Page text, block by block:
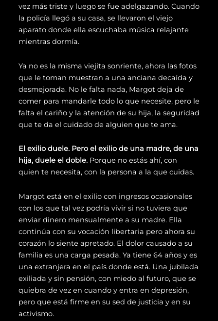
vez más triste y luego se fue adelgazando. Cuando
la policía llegó a su casa, se llevaron el viejo
aparato donde ella escuchaba música relajante
mientras dormía.
Ya no es la misma viejita sonriente, ahora las fotos
que le toman muestran a una anciana decaída y
desmejorada. No le falta nada, Margot deja de
comer para mandarle todo lo que necesite, pero le
falta el cariño y la atención de su hija, la seguridad
que te da el cuidado de alguien que te ama.
El exilio duele. Pero el exilio de una madre, de una
hija, duele el doble. Porque no estás ahí, con
quien te necesita, con la persona a la que cuidas.
Margot está en el exilio con ingresos ocasionales
con los que tal vez podría vivir si no tuviera que
enviar dinero mensualmente a su madre. Ella
continúa con su vocación libertaria pero ahora su
corazón lo siente apretado. El dolor causado a su
familia es una carga pesada. Ya tiene 64 años y es
una extranjera en el país donde está. Una jubilada
exiliada y sin pensión, con miedo al futuro, que se
quiebra de vez en cuando y entra en depresión,
pero que está firme en su sed de justicia y en su
activismo.